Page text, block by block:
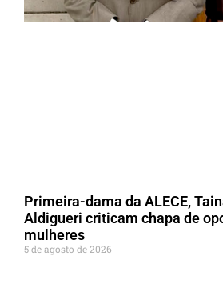
Primeira-dama da ALECE,
Aldigueri criticam chapa de
mulheres
5 de agosto de 2026